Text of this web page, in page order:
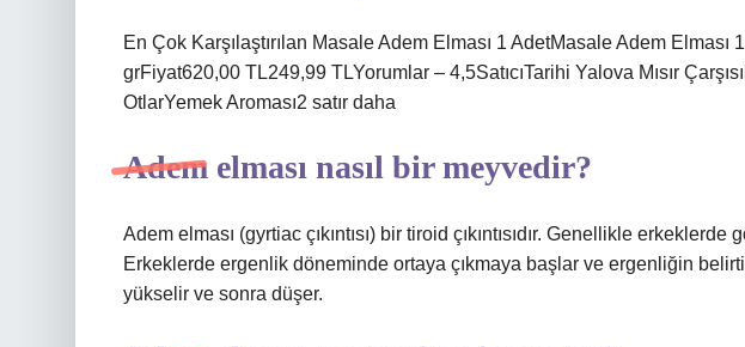
En Çok Karşılaştırılan Masale Adem Elması 1 AdetMasale Adem
grFiyat620,00 TL249,99 TLYorumlar – 4,5SatıcıTarihi Yalova Mısır
OtlarYemek Aroması2 satır daha
Adem elması nasıl bir meyvedir?
Adem elması (gyrtiac çıkıntısı) bir tiroid çıkıntısıdır. Genellikle
Erkeklerde ergenlik döneminde ortaya çıkmaya başlar ve ergenliğin
yükselir ve sonra düşer.